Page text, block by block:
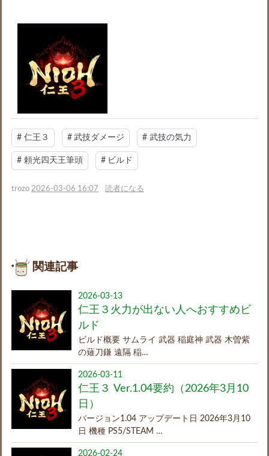
# 仁王３ # 武技ダメージ # 武技の気力
# 頼光四天王筆頭 # ビルド
trozo 2026-03-06 16:07 読者になる
関連記事
2026-03-13
仁王３火力が出ない人へおすすめビ
ルド
ビルド概要 サムライ 武器 稲庭神 武器 木曽紫
の薙刀鎌 遠隔 稲…
2026-03-11
仁王３ Ver.1.04要約（2026年3月10
日）
バージョン1.04 アップデート日 2026年3月10
日 機種 PS5/STEAM …
2026-02-24